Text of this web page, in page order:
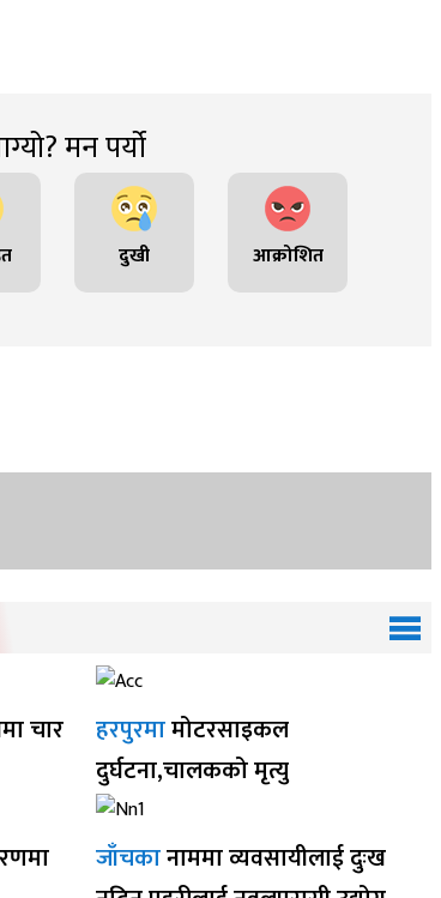
मन पर्यो
दुखी आक्रोशित
चार
हरपुरमामोटरसाइकल
दुर्घटना,चालकको मृत्यु
जाँचकानाममा व्यवसायीलाई दुःख